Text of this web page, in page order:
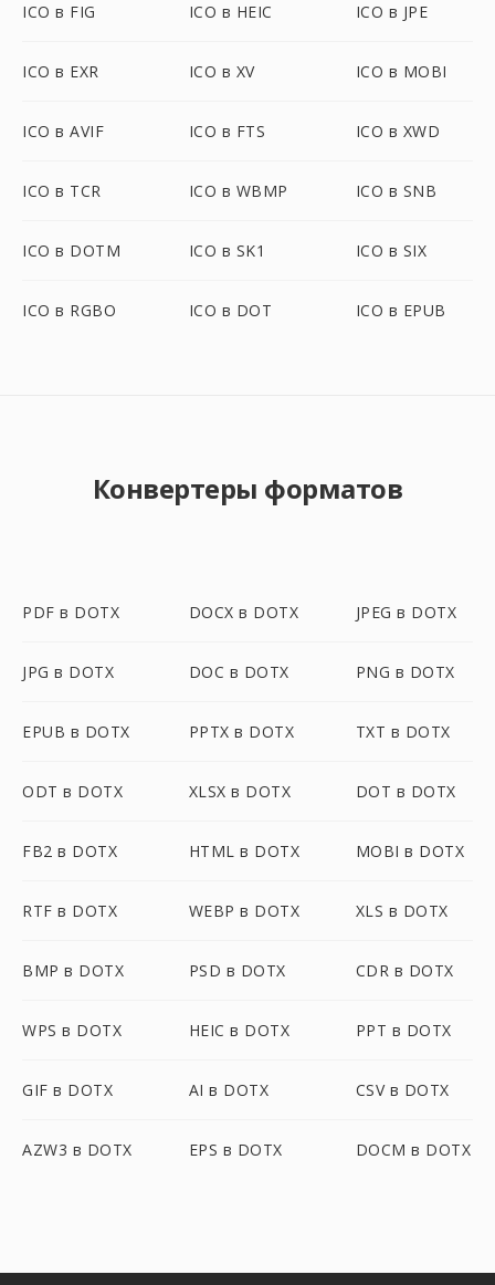
ICO в FIG ICO в HEIC ICO в JPE
ICO в EXR ICO в XV ICO в MOBI
ICO в AVIF ICO в FTS ICO в XWD
ICO в TCR ICO в WBMP ICO в SNB
ICO в DOTM ICO в SK1 ICO в SIX
ICO в RGBO ICO в DOT ICO в EPUB
Конвертеры форматов
PDF в DOTX DOCX в DOTX JPEG в DOTX
JPG в DOTX DOC в DOTX PNG в DOTX
EPUB в DOTX PPTX в DOTX TXT в DOTX
ODT в DOTX XLSX в DOTX DOT в DOTX
FB2 в DOTX HTML в DOTX MOBI в DOTX
RTF в DOTX WEBP в DOTX XLS в DOTX
BMP в DOTX PSD в DOTX CDR в DOTX
WPS в DOTX HEIC в DOTX PPT в DOTX
GIF в DOTX AI в DOTX CSV в DOTX
AZW3 в DOTX EPS в DOTX DOCM в DOTX